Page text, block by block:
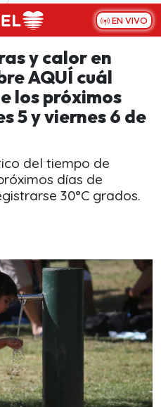
EN VIVO
y calor en
AQUÍ cuál
los próximos
5 y viernes 6 de
del tiempo de
días de
30°C grados.